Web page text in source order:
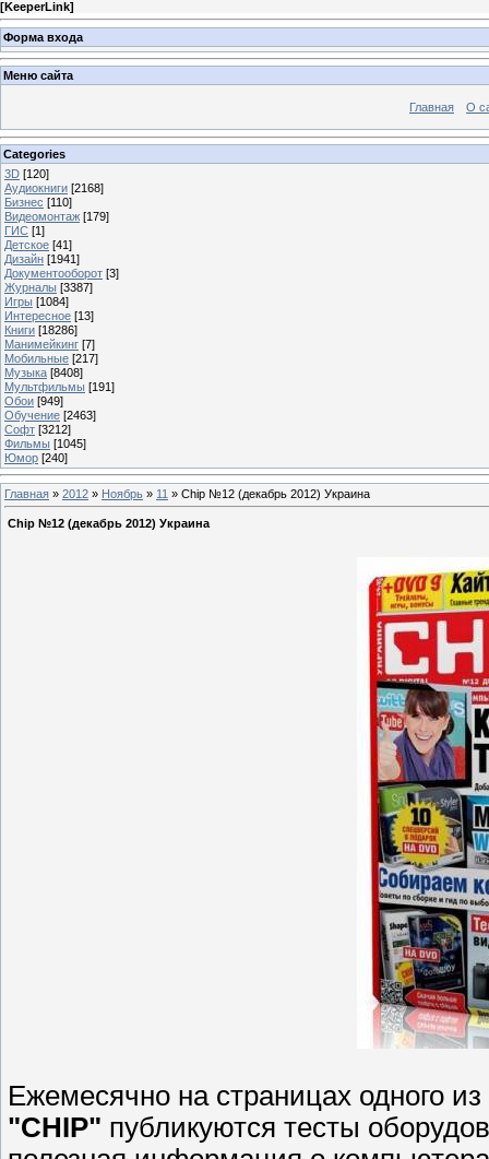
[KeeperLink]
Форма входа
Меню сайта
Главная О
Categories
3D [120]
Аудиокниги [2168]
Бизнес [110]
Видеомонтаж [179]
ГИС [1]
Детское [41]
Дизайн [1941]
Документооборот [3]
Журналы [3387]
Игры [1084]
Интересное [13]
Книги [18286]
Манимейкинг [7]
Мобильные [217]
Музыка [8408]
Мультфильмы [191]
Обои [949]
Обучение [2463]
Софт [3212]
Фильмы [1045]
Юмор [240]
Главная » 2012 » Ноябрь » 11 » Chip №12 (декабрь 2012) Украина
Chip №12 (декабрь 2012) Украина
Ежемесячно на страницах одного
"CHIP" публикуются тесты